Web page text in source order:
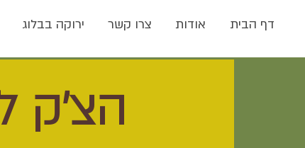
דף הבית אודות צרו קשר ירוקה בבלוג
הצ'ק